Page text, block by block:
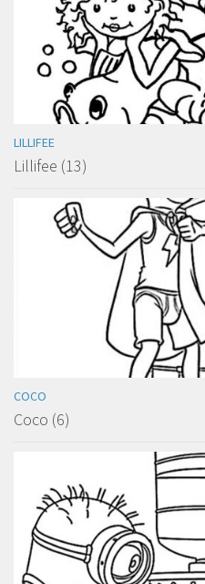
LILLIFEE
Lillifee (13)
COCO
Coco (6)